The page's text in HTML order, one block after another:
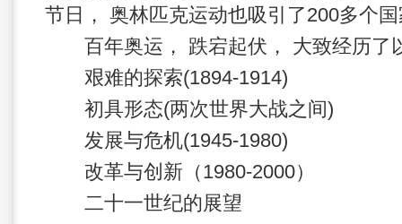
节日， 奥林匹克运动也吸引了200多个
百年奥运， 跌宕起伏， 大致经历了
艰难的探索(1894-1914)
初具形态(两次世界大战之间)
发展与危机(1945-1980)
改革与创新（1980-2000）
二十一世纪的展望